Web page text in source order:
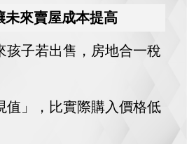
未來賣屋成本提高
孩子若出售，房地合一稅
值」，比實際購入價格低